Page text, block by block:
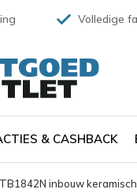
& CASHBACK
Volledige
TB1842N inbouw